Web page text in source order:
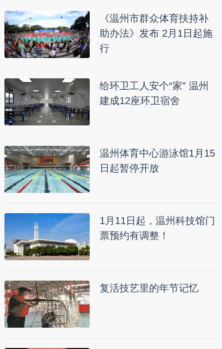
《温州市群众体育扶持补
助办法》发布 2月1日起施
行
给环卫工人安个“家” 温州
建成12座环卫宿舍
温州体育中心游泳馆1月15
日起暂停开放
1月11日起，温州科技馆门
票预约有调整！
复活技艺里的年节记忆